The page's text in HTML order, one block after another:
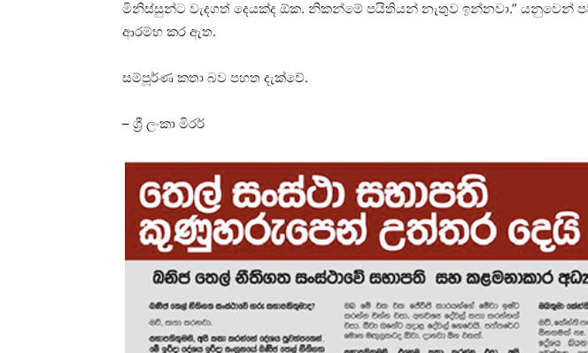
මිනිස්සුන්ට වැදගත් දෙයක්ද ඕක. නිකන්මේ පයිතියන් නැතුව ඉන්නවා.” යනුවෙන්
ආරම්භ කර ඇත.
සම්පූර්ණ කතා බව පහත දැක්වේ.
– ශ්‍රී ලංකා මිරර්